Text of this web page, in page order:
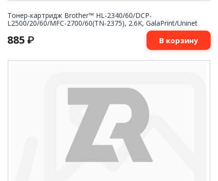
Тонер-картридж Brother™ HL-2340/60/DCP-
L2500/20/60/MFC-2700/60(TN-2375), 2.6K, GalaPrint/Uninet
885 ₽ В корзину